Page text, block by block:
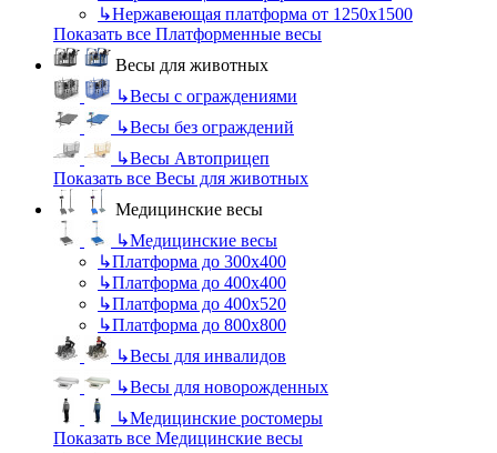
↳Нержавеющая платформа от 1250х1500
Показать все Платформенные весы
Весы для животных
↳Весы с ограждениями
↳Весы без ограждений
↳Весы Автоприцеп
Показать все Весы для животных
Медицинские весы
↳Медицинские весы
↳Платформа до 300х400
↳Платформа до 400х400
↳Платформа до 400х520
↳Платформа до 800х800
↳Весы для инвалидов
↳Весы для новорожденных
↳Медицинские ростомеры
Показать все Медицинские весы